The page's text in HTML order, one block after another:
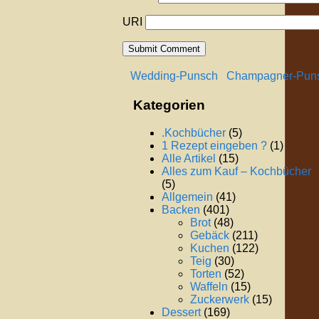
URI
Wedding-Punsch Champagner-
Kategorien
.Kochbücher (5)
1 Rezept eingeben ? (1)
Alle Artikel (15)
Alles zum Kauf – Kochbücher
(5)
Allgemein (41)
Backen (401)
Brot(48)
Gebäck (211)
Kuchen (122)
Teig (30)
Torten (52)
Waffeln (15)
Zuckerwerk (15)
Dessert(169)